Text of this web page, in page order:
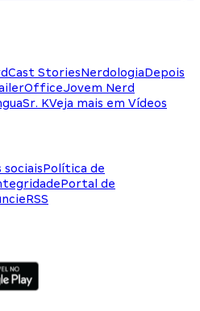
StoriesNerdologiaDepois
Jovem Nerd
Sr. KVeja mais em Vídeos
sociaisPolítica de
Portal de
RSS